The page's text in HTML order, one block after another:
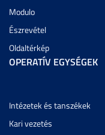
Modulo
Észrevétel
Oldaltérkép
OPERATÍV EGYSÉGEK
Intézetek és tanszékek
Kari vezetés